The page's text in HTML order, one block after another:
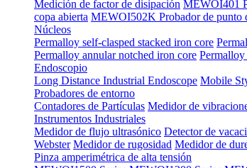
Medición de factor de disipación MEWOI401
copa abierta MEWOI502K Probador de punto
Núcleos
Permalloy self-clasped stacked iron core
Permalloy annular notched iron core Permalloy
Endoscopio
Long Distance Industrial Endoscope Mobile
Probadores de entorno
Contadores de Partículas Medidor de
Instrumentos Industriales
Medidor de flujo ultrasónico Detector de
Webster Medidor de rugosidad Medidor de
Pinza amperimétrica de alta tensión